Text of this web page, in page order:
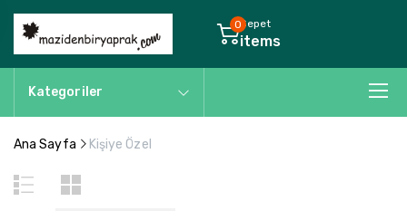
0Sepet
items
Kategoriler
Ana Sayfa Kişiye Özel